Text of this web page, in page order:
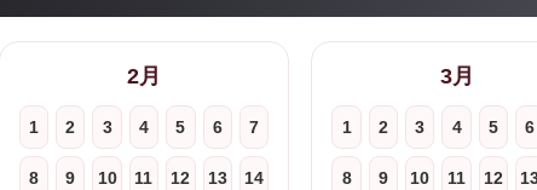
2月
1 2 3 4 5 6 7
8 9 10 11 12 13 14
3月
1 2 3 4 5 6
8 9 10 11 12